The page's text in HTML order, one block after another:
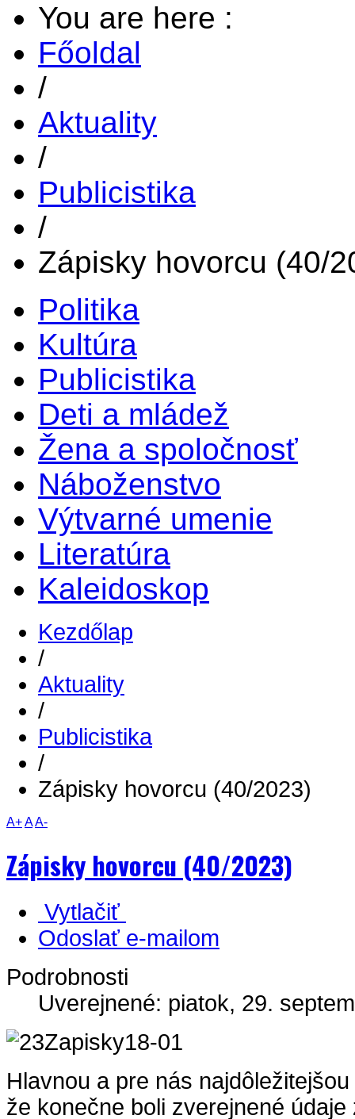
You are here :
Főoldal
/
Aktuality
/
Publicistika
/
Zápisky hovorcu (40/
Politika
Kultúra
Publicistika
Deti a mládež
Žena a spoločnosť
Náboženstvo
Výtvarné umenie
Literatúra
Kaleidoskop
Kezdőlap
/
Aktuality
/
Publicistika
/
Zápisky hovorcu (40/2023)
A+AA-
Zápisky hovorcu (40/2023)
Vytlačiť
Odoslať e-mailom
Podrobnosti
Uverejnené: piatok, 29.
Hlavnou a pre nás
že konečne boli zverejnené